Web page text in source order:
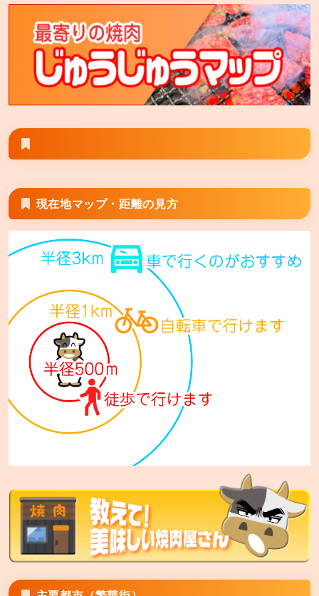
七輪焼肉 安安 大塚店
東京都豊島区北大塚2-7-11 プロスペリティ北大塚2階 ※
安安大塚店とGoogle検索すると旧大塚店が表示される
場合は その場合は「七輪焼肉安安大塚店」と検索して
頂くと正しく表示される場合がございます。
七輪焼肉 安安 旭川末広店
北海道旭川市末広1条 7丁目1-28
七輪焼肉 安安 秋津店
東京都清瀬市野塩5丁目298-5 キッコーマス5ビル2階
七輪焼肉 安安 西宮の沢店【FC】
札幌市手稲区西宮の沢5条1-14-10
七輪焼肉 安安 西日暮里店
東京都荒川区西日暮里5-34-3 ムツミビル1F
七輪焼肉 安安 札幌東区役所前店
札幌市東区北12条7丁目1-15 セレスタ札幌2F
七輪焼肉 安安 比屋根店
沖縄市比屋根6-36-7
七輪焼肉 安安 中城店
中頭郡中城村字南上原590
七輪焼肉 安安 宜野湾店
宜野湾市神山1-5-54
現在地マップ・距離の見方